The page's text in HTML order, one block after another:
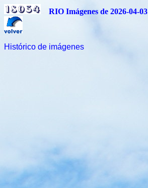
RIO Imágenes de 2026-04-03
Histórico de imágenes